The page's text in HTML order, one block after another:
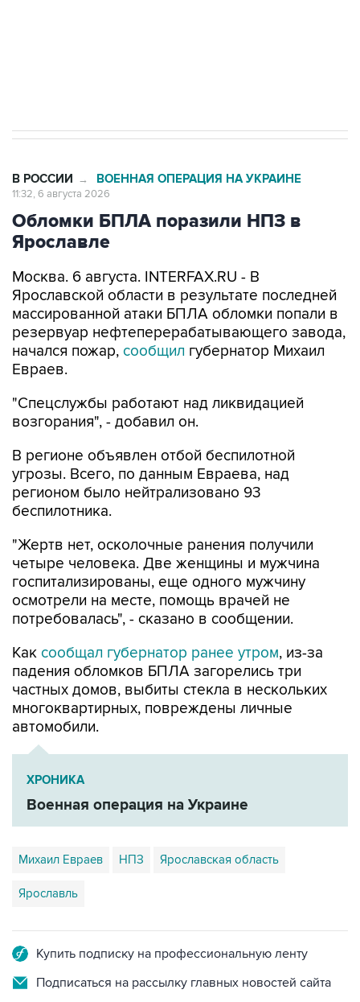
В РОССИИ → ВОЕННАЯ ОПЕРАЦИЯ НА УКРАИНЕ
11:32, 6 августа 2026
Обломки БПЛА поразили НПЗ в
Ярославле
Москва. 6 августа. INTERFAX.RU - В
Ярославской области в результате последней
массированной атаки БПЛА обломки попали в
резервуар нефтеперерабатывающего завода,
начался пожар, сообщил губернатор Михаил
Евраев.
"Спецслужбы работают над ликвидацией
возгорания", - добавил он.
В регионе объявлен отбой беспилотной
угрозы. Всего, по данным Евраева, над
регионом было нейтрализовано 93
беспилотника.
"Жертв нет, осколочные ранения получили
четыре человека. Две женщины и мужчина
госпитализированы, еще одного мужчину
осмотрели на месте, помощь врачей не
потребовалась", - сказано в сообщении.
Как сообщал губернатор ранее утром, из-за
падения обломков БПЛА загорелись три
частных домов, выбиты стекла в нескольких
многоквартирных, повреждены личные
автомобили.
ХРОНИКА
Военная операция на Украине
Михаил Евраев НПЗ Ярославская область
Ярославль
Купить подписку на профессиональную ленту
Подписаться на рассылку главных новостей сайта